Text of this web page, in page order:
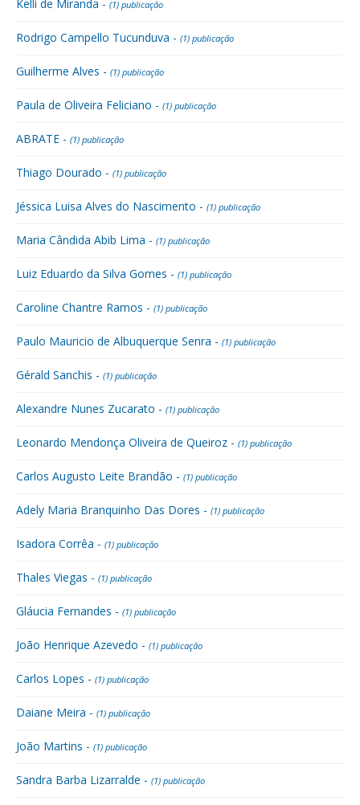
Kelli de Miranda - (1) publicação
Rodrigo Campello Tucunduva - (1) publicação
Guilherme Alves - (1) publicação
Paula de Oliveira Feliciano - (1) publicação
ABRATE - (1) publicação
Thiago Dourado - (1) publicação
Jéssica Luisa Alves do Nascimento - (1) publicação
Maria Cândida Abib Lima - (1) publicação
Luiz Eduardo da Silva Gomes - (1) publicação
Caroline Chantre Ramos - (1) publicação
Paulo Mauricio de Albuquerque Senra - (1) publicação
Gérald Sanchis - (1) publicação
Alexandre Nunes Zucarato - (1) publicação
Leonardo Mendonça Oliveira de Queiroz - (1) publicação
Carlos Augusto Leite Brandão - (1) publicação
Adely Maria Branquinho Das Dores - (1) publicação
Isadora Corrêa - (1) publicação
Thales Viegas - (1) publicação
Gláucia Fernandes - (1) publicação
João Henrique Azevedo - (1) publicação
Carlos Lopes - (1) publicação
Daiane Meira - (1) publicação
João Martins - (1) publicação
Sandra Barba Lizarralde - (1) publicação